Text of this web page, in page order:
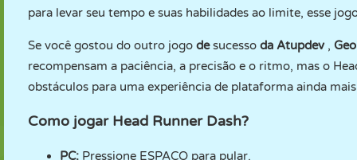
para levar seu tempo e suas habilidades ao limite, esse
Se você gostou do outro jogo desucesso da Atupdev ,
recompensam a paciência, a precisão e o ritmo, mas o
obstáculos para uma experiência de plataforma ainda
Como jogar Head Runner Dash?
PC: Pressione ESPAÇO para pular.